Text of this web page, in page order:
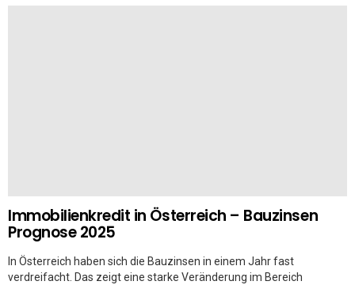
Immobilienkredit in Österreich – Bauzinsen
Prognose 2025
In Österreich haben sich die Bauzinsen in einem Jahr fast
verdreifacht. Das zeigt eine starke Veränderung im Bereich